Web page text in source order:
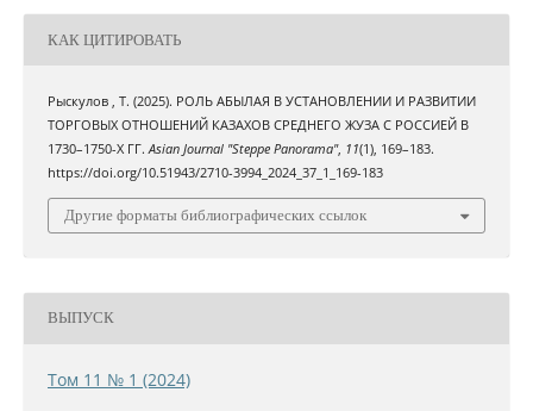
КАК ЦИТИРОВАТЬ
Рыскулов , Т. (2025). РОЛЬ АБЫЛАЯ В УСТАНОВЛЕНИИ И РАЗВИТИИ
ТОРГОВЫХ ОТНОШЕНИЙ КАЗАХОВ СРЕДНЕГО ЖУЗА С РОССИЕЙ В
1730–1750-Х ГГ.Asian Journal "Steppe Panorama", 11(1), 169–183.
https://doi.org/10.51943/2710-3994_2024_37_1_169-183
Другие форматы библиографических ссылок
ВЫПУСК
Том 11 № 1 (2024)